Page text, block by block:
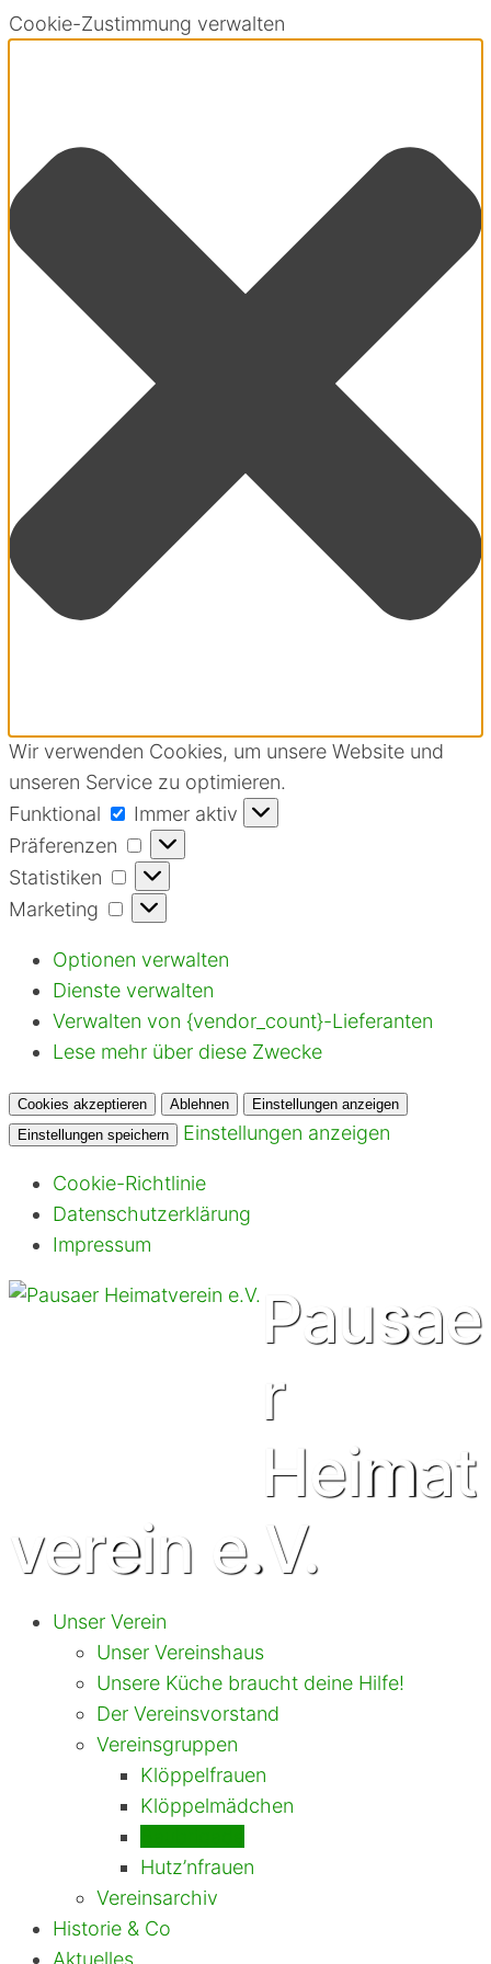
Cookie-Zustimmung verwalten
Wir verwenden Cookies, um unsere Website und
unseren Service zu optimieren.
Funktional
Funktional
Immer aktiv
Präferenzen
Präferenzen
Statistiken
Statistiken
Marketing
Marketing
Optionen verwalten
Dienste verwalten
Verwalten von {vendor_count}-Lieferanten
Lese mehr über diese Zwecke
Cookies akzeptieren Ablehnen
Einstellungen anzeigen
Einstellungen speichern
Einstellungen anzeigen
Cookie-Richtlinie
Datenschutzerklärung
Impressum
Pausae
r
Heimat
verein e.V.
Unser Verein
Unser Vereinshaus
Unsere Küche braucht deine Hilfe!
Der Vereinsvorstand
Vereinsgruppen
Klöppelfrauen
Klöppelmädchen
Hutz’nfrauen
Vereinsarchiv
Historie & Co